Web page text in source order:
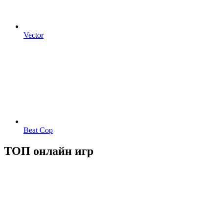
Vector
Beat Cop
ТОП онлайн игр